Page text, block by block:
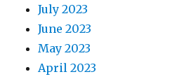
July 2023
June 2023
May 2023
April 2023